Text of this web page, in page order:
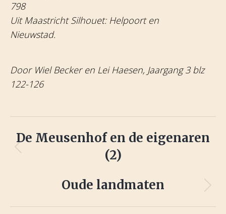
798
Uit Maastricht Silhouet: Helpoort en
Nieuwstad.
Door Wiel Becker en Lei Haesen, Jaargang 3 blz
122-126
Post
navigation
Previous
De Meusenhof en de eigenaren
(2)
Next
post:
Oude landmaten